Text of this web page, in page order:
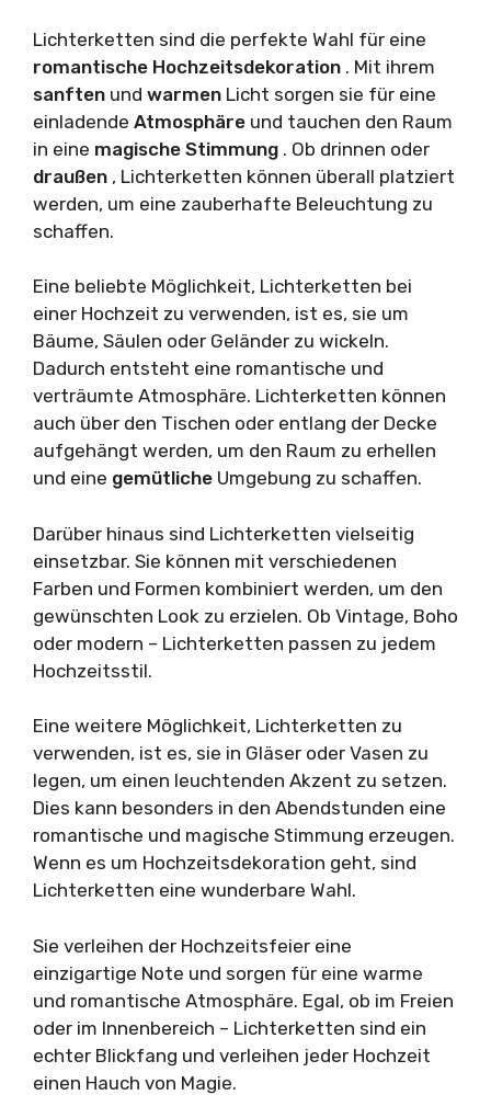
Lichterketten sind die perfekte Wahl für eine
romantische Hochzeitsdekoration . Mit ihrem
sanften und warmen Licht sorgen sie für eine
einladende Atmosphäre und tauchen den Raum
in eine magische Stimmung . Ob drinnen oder
draußen , Lichterketten können überall platziert
werden, um eine zauberhafte Beleuchtung zu
schaffen.
Eine beliebte Möglichkeit, Lichterketten bei
einer Hochzeit zu verwenden, ist es, sie um
Bäume, Säulen oder Geländer zu wickeln.
Dadurch entsteht eine romantische und
verträumte Atmosphäre. Lichterketten können
auch über den Tischen oder entlang der Decke
aufgehängt werden, um den Raum zu erhellen
und eine gemütliche Umgebung zu schaffen.
Darüber hinaus sind Lichterketten vielseitig
einsetzbar. Sie können mit verschiedenen
Farben und Formen kombiniert werden, um den
gewünschten Look zu erzielen. Ob Vintage, Boho
oder modern – Lichterketten passen zu jedem
Hochzeitsstil.
Eine weitere Möglichkeit, Lichterketten zu
verwenden, ist es, sie in Gläser oder Vasen zu
legen, um einen leuchtenden Akzent zu setzen.
Dies kann besonders in den Abendstunden eine
romantische und magische Stimmung erzeugen.
Wenn es um Hochzeitsdekoration geht, sind
Lichterketten eine wunderbare Wahl.
Sie verleihen der Hochzeitsfeier eine
einzigartige Note und sorgen für eine warme
und romantische Atmosphäre. Egal, ob im Freien
oder im Innenbereich – Lichterketten sind ein
echter Blickfang und verleihen jeder Hochzeit
einen Hauch von Magie.